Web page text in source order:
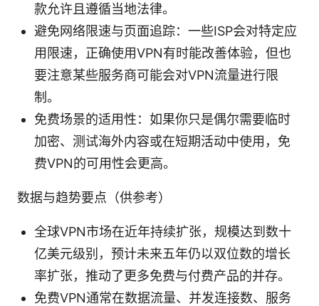
款允许且遵循当地法律。
避免网络限速与页面追踪：一些ISP会对特定应
用限速，正确使用VPN有时能改善体验，但也
要注意某些服务商可能会对VPN流量进行限
制。
免费场景的适用性：如果你只是偶尔需要临时
加密、测试海外内容或在短期活动中使用，免
费VPN的可用性会更高。
数据与趋势要点（供参考）
全球VPN市场在近年持续扩张，规模达到数十
亿美元级别，预计未来五年仍以双位数的增长
率扩张，推动了更多免费与付费产品的并存。
免费VPN通常在数据流量、并发连接数、服务